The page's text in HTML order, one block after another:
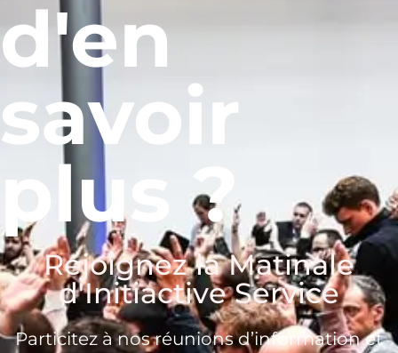
d'en
savoir
plus ?
Rejoignez la Matinale
d'Initiactive Service
Particitez à nos réunions d’information et